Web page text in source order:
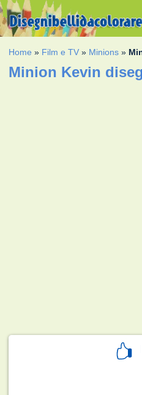
Home » Film e TV » Minions »
Minion Kevin